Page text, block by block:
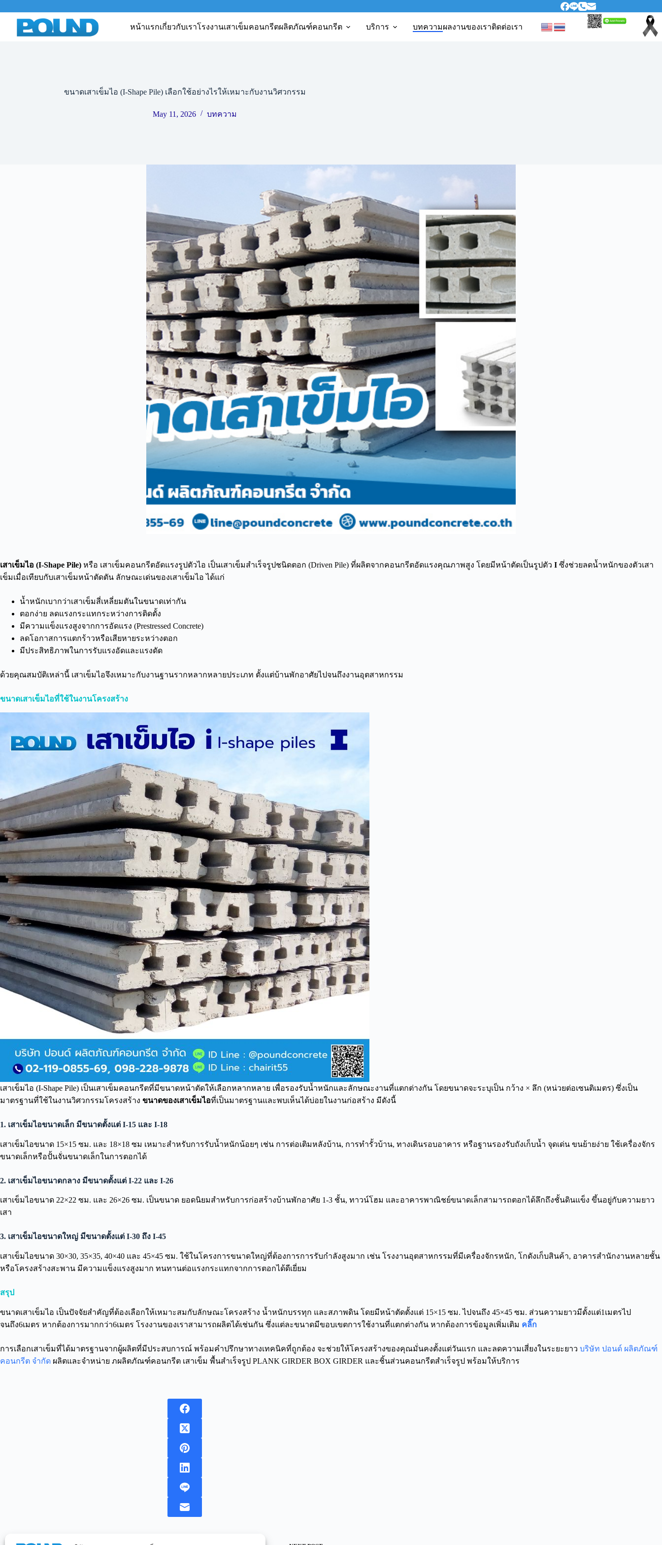
หน้าแรกเกี่ยวกับเราโรงงานเสาเข็มคอนกรีตผลิตภัณฑ์คอนกรีต บริการ บทความผลงานของเราติดต่อเรา
ขนาดเสาเข็มไอ (I-Shape Pile) เลือกใช้อย่างไรให้เหมาะกับงานวิศวกรรม
May 11, 2026 บทความ
เสาเข็มไอ (I-Shape Pile) หรือ เสาเข็มคอนกรีตอัดแรงรูปตัวไอ เป็นเสาเข็มสำเร็จรูปชนิดตอก (Driven Pile) ที่ผลิตจากคอนกรีตอัดแรงคุณภาพสูง โดยมีหน้าตัดเป็นรูปตัว I ซึ่งช่วยลดน้ำหนักของตัวเสา
เข็มเมื่อเทียบกับเสาเข็มหน้าตัดตัน ลักษณะเด่นของเสาเข็มไอ ได้แก่
น้ำหนักเบากว่าเสาเข็มสี่เหลี่ยมตันในขนาดเท่ากัน
ตอกง่าย ลดแรงกระแทกระหว่างการติดตั้ง
มีความแข็งแรงสูงจากการอัดแรง (Prestressed Concrete)
ลดโอกาสการแตกร้าวหรือเสียหายระหว่างตอก
มีประสิทธิภาพในการรับแรงอัดและแรงดัด
ด้วยคุณสมบัติเหล่านี้ เสาเข็มไอจึงเหมาะกับงานฐานรากหลากหลายประเภท ตั้งแต่บ้านพักอาศัยไปจนถึงงานอุตสาหกรรม
ขนาดเสาเข็มไอที่ใช้ในงานโครงสร้าง
เสาเข็มไอ (I-Shape Pile) เป็นเสาเข็มคอนกรีตที่มีขนาดหน้าตัดให้เลือกหลากหลาย เพื่อรองรับน้ำหนักและลักษณะงานที่แตกต่างกัน โดยขนาดจะระบุเป็น กว้าง × ลึก (หน่วยต่อเซนติเมตร) ซึ่งเป็น
มาตรฐานที่ใช้ในงานวิศวกรรมโครงสร้าง ขนาดของเสาเข็มไอที่เป็นมาตรฐานและพบเห็นได้บ่อยในงานก่อสร้าง มีดังนี้
1. เสาเข็มไอขนาดเล็ก มีขนาดตั้งแต่ I-15 และ I-18
เสาเข็มไอขนาด 15×15 ซม. และ 18×18 ซม เหมาะสำหรับการรับน้ำหนักน้อยๆ เช่น การต่อเติมหลังบ้าน, การทำรั้วบ้าน, ทางเดินรอบอาคาร หรือฐานรองรับถังเก็บน้ำ จุดเด่น ขนย้ายง่าย ใช้เครื่องจักร
ขนาดเล็กหรือปั้นจั่นขนาดเล็กในการตอกได้
2. เสาเข็มไอขนาดกลาง มีขนาดตั้งแต่ I-22 และ I-26
เสาเข็มไอขนาด 22×22 ซม. และ 26×26 ซม. เป็นขนาด ยอดนิยมสำหรับการก่อสร้างบ้านพักอาศัย 1-3 ชั้น, ทาวน์โฮม และอาคารพาณิชย์ขนาดเล็กสามารถตอกได้ลึกถึงชั้นดินแข็ง ขึ้นอยู่กับความยาว
เสา
3. เสาเข็มไอขนาดใหญ่ มีขนาดตั้งแต่ I-30 ถึง I-45
เสาเข็มไอขนาด 30×30, 35×35, 40×40 และ 45×45 ซม. ใช้ในโครงการขนาดใหญ่ที่ต้องการการรับกำลังสูงมาก เช่น โรงงานอุตสาหกรรมที่มีเครื่องจักรหนัก, โกดังเก็บสินค้า, อาคารสำนักงานหลายชั้น
หรือโครงสร้างสะพาน มีความแข็งแรงสูงมาก ทนทานต่อแรงกระแทกจากการตอกได้ดีเยี่ยม
สรุป
ขนาดเสาเข็มไอ เป็นปัจจัยสำคัญที่ต้องเลือกให้เหมาะสมกับลักษณะโครงสร้าง น้ำหนักบรรทุก และสภาพดิน โดยมีหน้าตัดตั้งแต่ 15×15 ซม. ไปจนถึง 45×45 ซม. ส่วนความยาวมีตั้งแต่1เมตรไป
จนถึง6เมตร หากต้องการมากกว่า6เมตร โรงงานของเราสามารถผลิตได้เช่นกัน ซึ่งแต่ละขนาดมีขอบเขตการใช้งานที่แตกต่างกัน หากต้องการข้อมูลเพิ่มเติม คลิ๊ก
การเลือกเสาเข็มที่ได้มาตรฐานจากผู้ผลิตที่มีประสบการณ์ พร้อมคำปรึกษาทางเทคนิคที่ถูกต้อง จะช่วยให้โครงสร้างของคุณมั่นคงตั้งแต่วันแรก และลดความเสี่ยงในระยะยาว บริษัท ปอนด์ ผลิตภัณฑ์
คอนกรีต จำกัด ผลิตและจำหน่าย ภผลิตภัณฑ์คอนกรีต เสาเข็ม พื้นสำเร็จรูป PLANK GIRDER BOX GIRDER และชิ้นส่วนคอนกรีตสำเร็จรูป พร้อมให้บริการ